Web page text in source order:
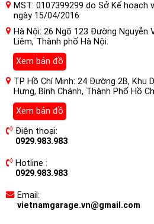
MST: 0107399299 do Sở Kế hoạch
ngày 15/04/2016
Hà Nội: 26 Ngõ 123 Đường Nguyễn
Liêm, Thành phố Hà Nội.
Xem bản đồ
TP Hồ Chí Minh: 24 Đường 2B, Khu
Hưng, Bình Chánh, Thành Phố Hồ
Xem bản đồ
Điện thoại:
0929.983.983
Hotline :
0929.983.983
Email:
vietnamgarage.vn@gmail.com